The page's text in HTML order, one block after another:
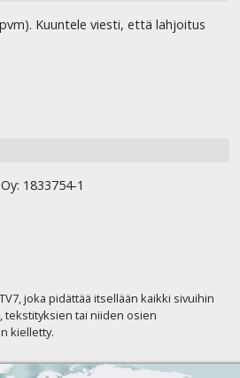
Kuuntele viesti, että lahjoitus
1833754-1
joka pidättää itsellään kaikki sivuihin
tekstityksien tai niiden osien
kielletty.